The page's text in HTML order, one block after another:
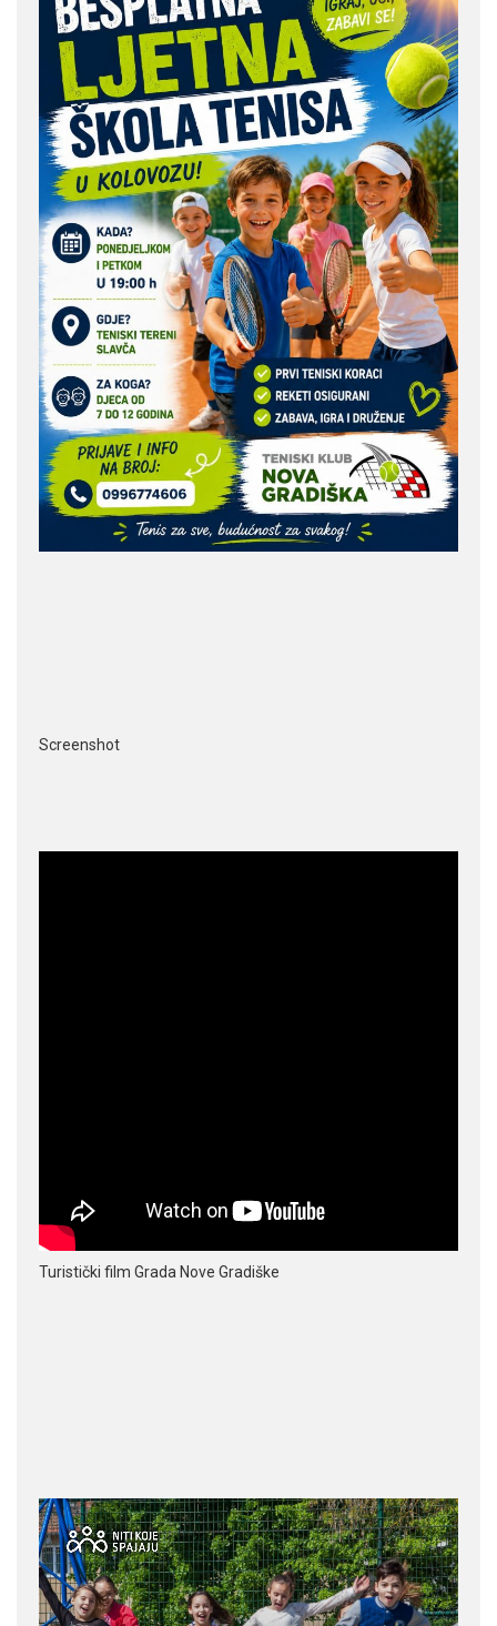
Screenshot
Turistički film Grada Nove Gradiške